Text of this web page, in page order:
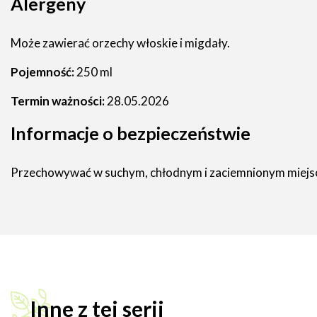
Może zawierać orzechy włoskie i migdały.
Pojemność:250 ml
Termin ważności:28.05.2026
Informacje o bezpieczeństwie
Przechowywać w suchym, chłodnym i zaciemnionym
Inne z tej serii